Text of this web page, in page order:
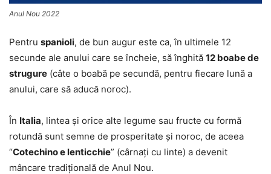
Anul Nou 2022
Pentru spanioli, de bun augur este ca, în ultimele 12
secunde ale anului care se încheie, să înghită 12 boabe de
strugure (câte o boabă pe secundă, pentru fiecare lună a
anului, care să aducă noroc).
În Italia, lintea şi orice alte legume sau fructe cu formă
rotundă sunt semne de prosperitate şi noroc, de aceea
“Cotechino e lenticchie” (cârnaţi cu linte) a devenit
mâncare tradiţională de Anul Nou.